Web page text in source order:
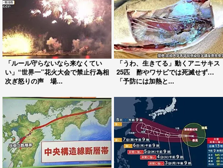
「ルール守らないなら来なくてい
い」“世界一”花火大会で禁止行為相
次ぎ怒りの声 場...
「うわ、生きてる」動くアニサキス
25匹 酢やワサビでは死滅せず…
「予防には加熱と...